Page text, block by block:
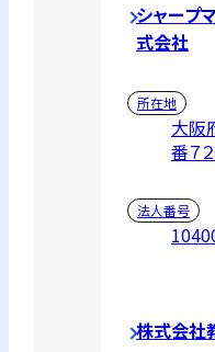
シャープ
式会社
所在地
大阪
番７
法人番号
株式会社